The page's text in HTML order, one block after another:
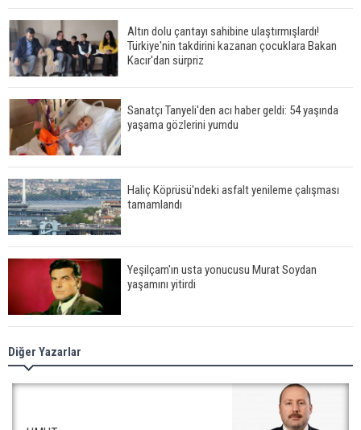
Altın dolu çantayı sahibine ulaştırmışlardı!
Türkiye'nin takdirini kazanan çocuklara Bakan
Kacır'dan sürpriz
Sanatçı Tanyeli'den acı haber geldi: 54 yaşında
yaşama gözlerini yumdu
Haliç Köprüsü'ndeki asfalt yenileme çalışması
tamamlandı
Yeşilçam'ın usta yonucusu Murat Soydan
yaşamını yitirdi
görüntülendi
Diğer Yazarlar